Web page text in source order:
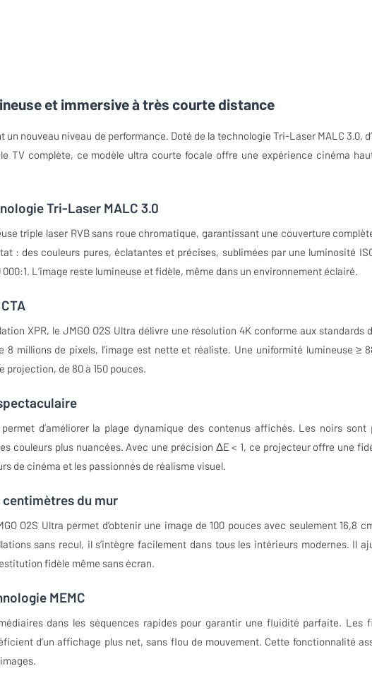
et immersive à très courte distance
nouveau niveau de performance. Doté de la technologie Tri-Laser MALC 3.0,
TV complète, ce modèle ultra courte focale offre une expérience cinéma
Tri-Laser MALC 3.0
triple laser RVB sans roue chromatique, garantissant une couverture
: des couleurs pures, éclatantes et précises, sublimées par une luminosité
L’image reste lumineuse et fidèle, même dans un environnement éclairé.
XPR, le JMGO O2S Ultra délivre une résolution 4K conforme aux standards
8 millions de pixels, l’image est nette et réaliste. Une uniformité lumineuse ≥
de 80 à 150 pouces.
d’améliorer la plage dynamique des contenus affichés. Les noirs sont
couleurs plus nuancées. Avec une précision ΔE < 1, ce projecteur offre une
de cinéma et les passionnés de réalisme visuel.
centimètres du mur
O2S Ultra permet d’obtenir une image de 100 pouces avec seulement 16,8
sans recul, il s’intègre facilement dans tous les intérieurs modernes. Il
fidèle même sans écran.
MEMC
dans les séquences rapides pour garantir une fluidité parfaite. Les
d’un affichage plus net, sans flou de mouvement. Cette fonctionnalité